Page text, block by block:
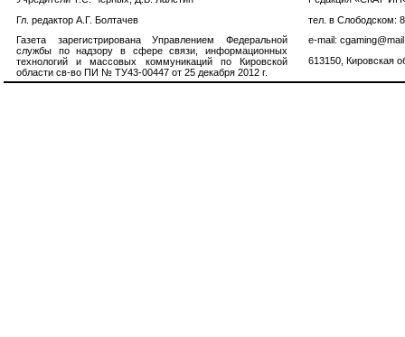
Гл. редактор А.Г. Болтачев
Газета зарегистрирована Управлением Федеральной
службы по надзору в сфере связи, информационных
технологий и массовых коммуникаций по Кировской
области св-во ПИ № ТУ43-00447 от 25 декабря 2012 г.
тел. в Слободском:
e-mail:
613150, Кировская